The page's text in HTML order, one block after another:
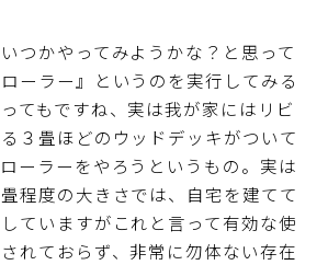
つかやってみようかな？と思って
ーラー』というのを実行してみる
てもですね、実は我が家にはリビ
３畳ほどのウッドデッキがついて
ーラーをやろうというもの。実は
程度の大きさでは、自宅を建てて
ていますがこれと言って有効な使
れておらず、非常に勿体ない存在